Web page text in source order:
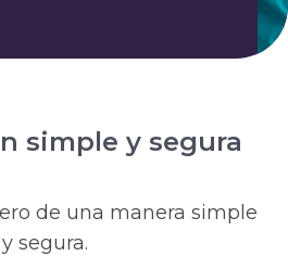
simple y segura
de una manera simple
y segura.